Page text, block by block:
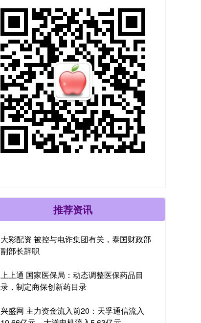
推荐资讯
大彩配资 被控与电诈集团有关，泰国财政部
副部长辞职
上上通 国家医保局：动态调整医保药品目
录，制定商保创新药目录
兴盛网 主力资金流入前20：天孚通信流入